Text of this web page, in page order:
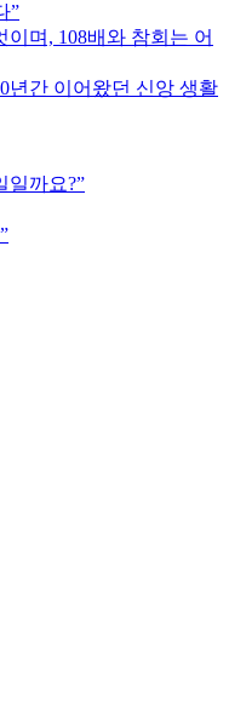
”
이며, 108배와 참회는 어
년간 이어왔던 신앙 생활
일까요?”